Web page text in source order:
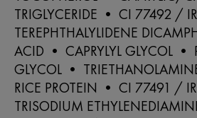
TRIGLYCERIDE • CI 77492 /
TEREPHTHALYLIDENE
ACID • CAPRYLYL GLYCOL •
GLYCOL •
RICE PROTEIN • CI 77491 /
TRISODIUM